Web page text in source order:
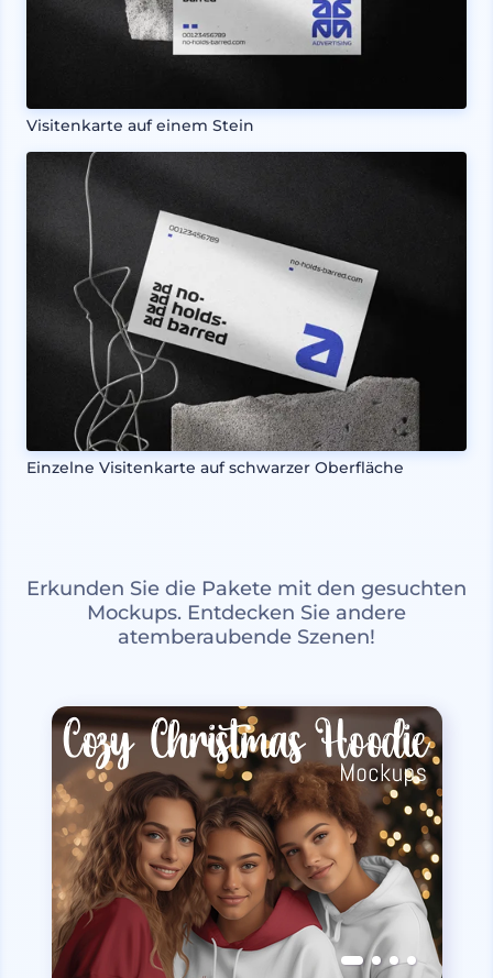
Visitenkarte auf einem Stein
Einzelne Visitenkarte auf schwarzer Oberfläche
Erkunden Sie die Pakete mit den gesuchten
Mockups. Entdecken Sie andere
atemberaubende Szenen!